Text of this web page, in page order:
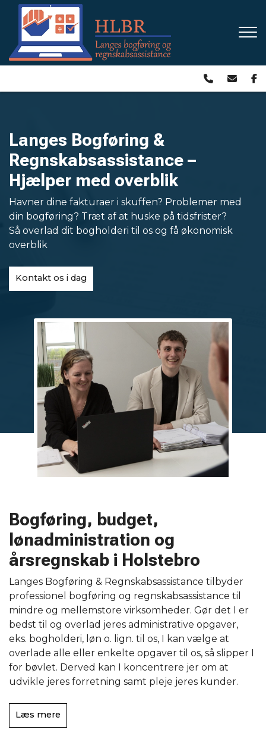
hovedindhold
Langes Bogføring &
Regnskabsassistance –
Hjælper med overblik
Havner dine fakturaer i skuffen? Problemer med
din bogføring? Træt af at huske på tidsfrister?
Så overlad dit bogholderi til os og få økonomisk
overblik
Kontakt os i dag
Bogføring, budget,
lønadministration og
årsregnskab i Holstebro
Langes Bogføring & Regnskabsassistance tilbyder
professionel bogføring og regnskabsassistance til
mindre og mellemstore virksomheder. Gør det I er
bedst til og overlad jeres administrative opgaver,
eks. bogholderi, løn o. lign. til os, I kan vælge at
overlade alle eller enkelte opgaver til os, så slipper I
for bøvlet. Derved kan I koncentrere jer om at
udvikle jeres forretning samt pleje jeres kunder.
Læs mere